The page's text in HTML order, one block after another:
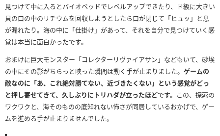
見つけて中に入るとバイオベッドでレベルアップできたり、ド級に大きい
貝の口の中のリチウムを回収しようとしたら口が閉じて「ヒュッ」と息
が漏れたり。海の中に「仕掛け」があって、それを自分で見つけていく感
覚は本当に面白かったです。
おまけに巨大モンスター「コレクターリヴァイアサン」などもいて、砂埃
の中にその影がちらっと映った瞬間は動く手が止まりました。 ゲームの
敵なのに「あ、これ絶対勝てない、近づきたくない」という感覚がどっ
と押し寄せてきて、久しぶりにトリハダが立ったほどです。この、探索の
ワクワクと、海そのものの底知れない怖さが同居しているおかげで、ゲー
ムを進める手が止まりませんでした。